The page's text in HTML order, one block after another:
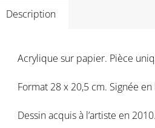
Description
Acrylique sur papier. Pièce
Format 28 x 20,5 cm. Signée
Dessin acquis à l’artiste en 2010.